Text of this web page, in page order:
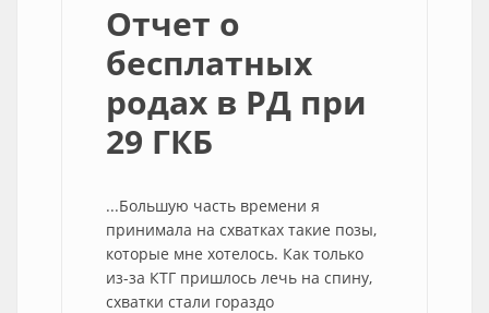
Отчет о
бесплатных
родах в РД при
29 ГКБ
...Большую часть времени я
принимала на схватках такие позы,
которые мне хотелось. Как только
из-за КТГ пришлось лечь на спину,
схватки стали гораздо